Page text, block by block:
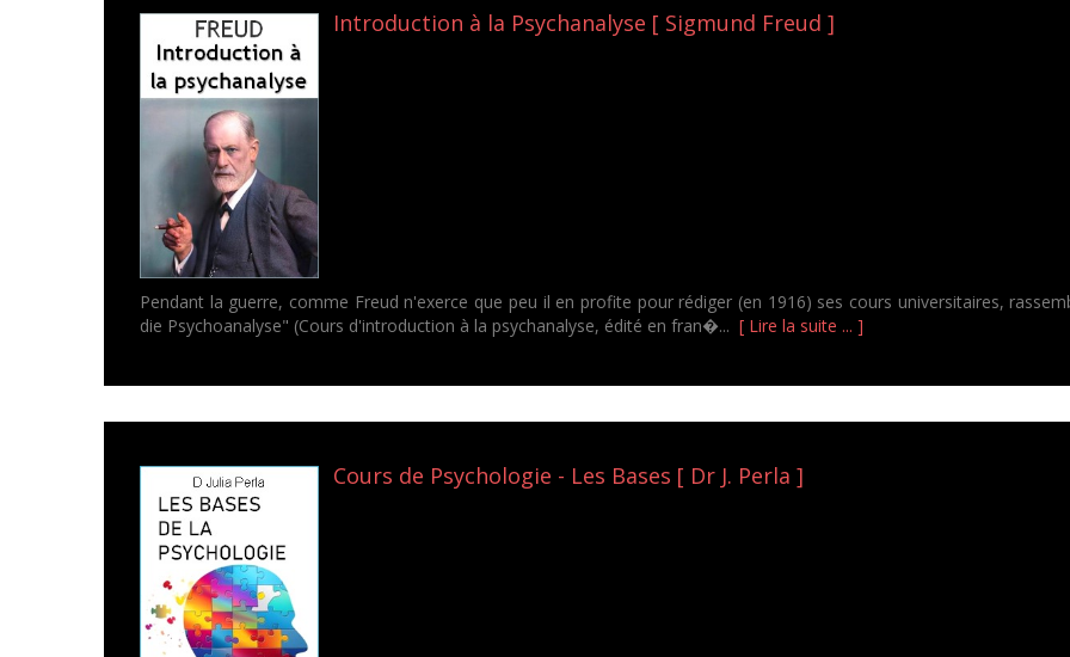
Introduction à la Psychanalyse [ Sigmund Freud ]
Pendant la guerre, comme Freud n'exerce que peu il en profite pour rédiger (en 1916) ses cours universitaires,
die Psychoanalyse" (Cours d'introduction à la psychanalyse, édité en fran�... [ Lire la suite ... ]
Cours de Psychologie - Les Bases [ Dr J. Perla ]